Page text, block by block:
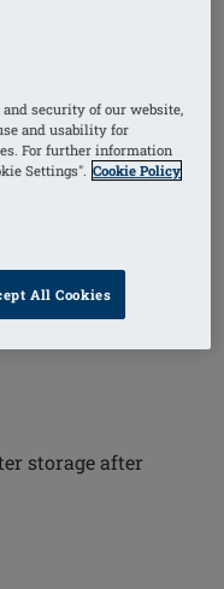
1/3
storage after
security of our website,
and usability for
For further information
Settings". Cookie Policy
All Cookies